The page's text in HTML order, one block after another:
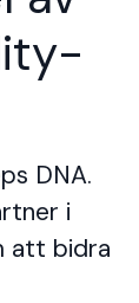
DNA.
i
att bidra